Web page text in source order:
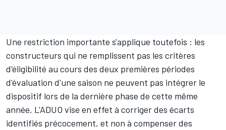
Une restriction importante s'applique toutefois : les
constructeurs qui ne remplissent pas les critères
d'éligibilité au cours des deux premières périodes
d'évaluation d'une saison ne peuvent pas intégrer le
dispositif lors de la dernière phase de cette même
année. L'ADUO vise en effet à corriger des écarts
identifiés précocement, et non à compenser des